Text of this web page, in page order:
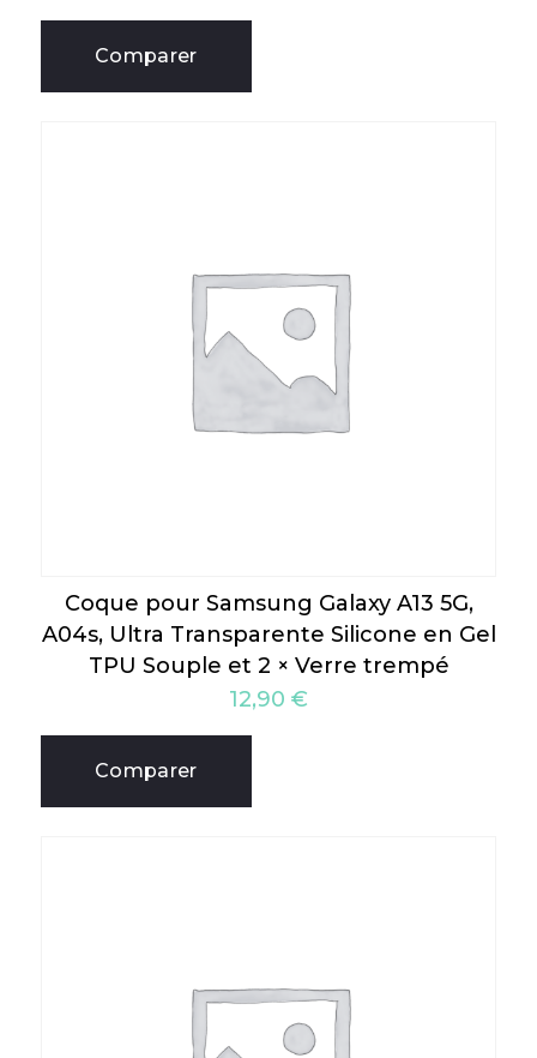
Comparer
Coque pour Samsung Galaxy A13 5G,
A04s, Ultra Transparente Silicone en Gel
TPU Souple et 2 × Verre trempé
12,90 €
Comparer